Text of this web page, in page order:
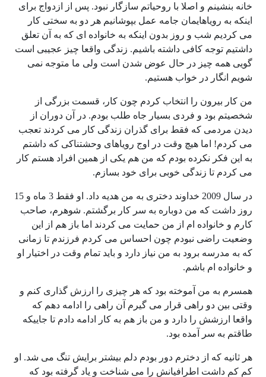
خانه بنشینم و اصلا با روحیاتم سازگار نبود. پس از ازدواج برای
اینکه به رویاهایمان جامه عمل بپوشانیم هر دو به سختی کار
می کردیم شب و روز بدون اینکه به خانواده ای که به آن تعلق
داشتیم توجه کافی داشته باشیم. زندگی واقعا چیز عجیبی است
گویی همه چیز در حال عوض شدن است ولی ما متوجه نمی
شویم انگار در خواب هستیم.
من کار بیرون را انتخاب کردم چون کار، قسمت بزرگی از
شخصیتم بود و فردی بسیار جاه طلب بودم. در آن دوران از
دیدن مردمی که فقط برای گذران زندگی کار می کردند تعجب
می کردم! اما هیچ وقت در اوج رویاهای وحشتناکی که داشتم
به این فکر نکرده بودم که من هم یکی از همین افراد هستم کار
می کردم تا زندگی خوبی برای خود بسازم.
در سال 2009 خداوند دختری به من هدیه داد. او فقط 3 ماه و 15
روز داشت که من دوباره به سر کار برگشتم. شوهرم، صاحب
کارم و خانواده ام از من حمایت می کردند اما باز هم از این
وضعیت راضی نبودم چون احساس می کردم فرزندم تا زمانی
که به مدرسه برود به من نیاز دارد و باید تمام وقت در اختیار او
و خانواده ام باشم.
همسرم به من آموخته بود که هر چیزی را ارزش گذاری کنم و
وقتی بین دو راهی قرار می گیرم آن راهی را ادامه دهم که
واقعا ارزشش را دارد و من باز هم به کار ادامه دادم تا جاییکه
طاقتم به سر آمده بود.
هر ثانیه که از دخترم دور بودم دلم بیشتر برایش تنگ می شد. او
کم کم داشت اطرافیانش را می شناخت و یاد گرفته بود که